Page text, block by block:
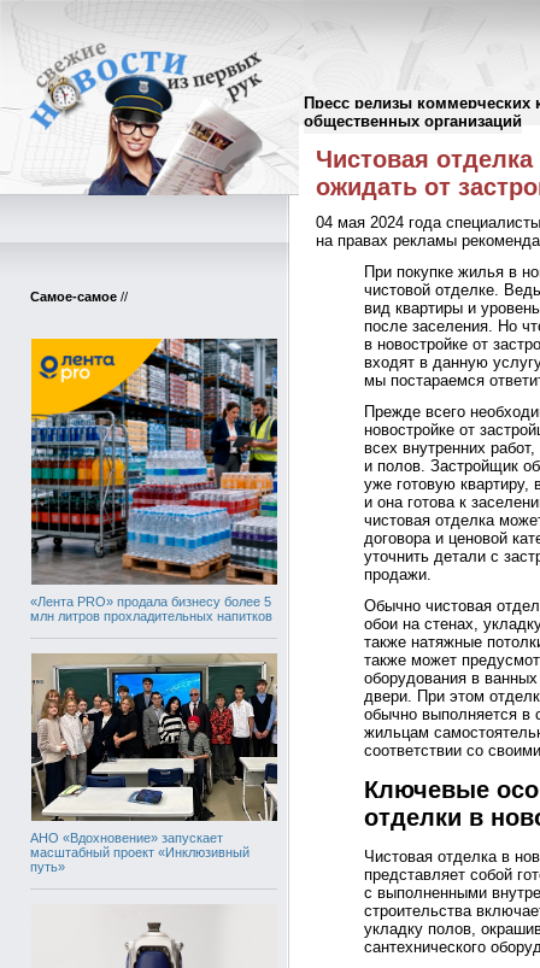
Пресс релизы коммерческих
общественных организаций
Самое-самое //
«Лента PRO» продала бизнесу более 5
млн литров прохладительных напитков
АНО «Вдохновение» запускает
масштабный проект «Инклюзивный
путь»
Пресс-релизы//
Чистовая
ожидать от
04 мая 2024 года
на правах рекламы
При покупке жилья в
чистовой отделке.
вид квартиры и
после заселения. Но
в новостройке от
входят в данную
мы постараемся
Прежде всего
новостройке от
всех внутренних
и полов. Застройщик
уже готовую квартиру,
и она готова к
чистовая отделка
договора и ценовой
уточнить детали с
продажи.
Обычно чистовая
обои на стенах,
также натяжные
также может
оборудования в
двери. При этом
обычно выполняется в
жильцам
соответствии со
Ключевые
отделки в
Чистовая отделка в
представляет собой
с выполненными
строительства
укладку полов,
сантехнического